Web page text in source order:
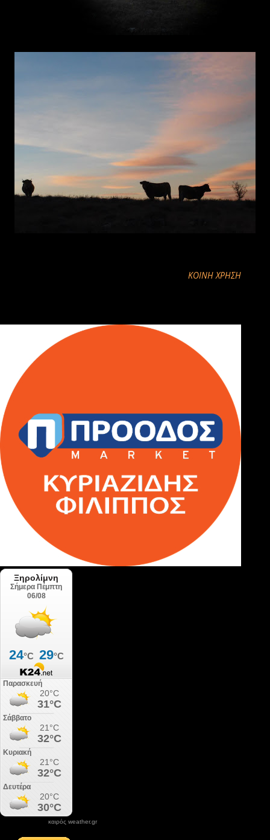
ΚΟΙΝΉ ΧΡΉΣΗ
καιρός weather.gr